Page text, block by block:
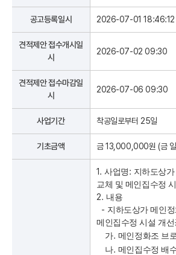
공고등록일시 2026-07-01 18:46:12
견적제안 접수개시일
시
2026-07-02 09:30
견적제안 접수마감일
시
2026-07-06 09:30
사업기간 착공일로부터 25일
기초금액 금 13,000,000원 (금
1. 사업명 : 지하도상
교체 및 메인집수정
2. 내용
- 지하도상가 메인
메인집수정 시설 개
가. 메인정화조 브
나. 메인집수정 배